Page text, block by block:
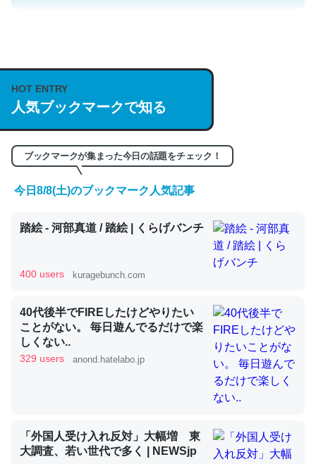
説してる記事が少ないので貴重な良記事。/続編来た
https://isobe324649.hatenablog.com/entry/2023/03/27
/064121
─GPTの仕組みと限界についての考察（１） - conceptualization
くらい。小説でいう「ずっと前の伏線」は回収されないけ
ど、短期記憶というには多い分量。進化すればするほど分
昆虫ってカルシウム少ないのか。知らんかった。調べたら
コオロギのカルシウム分はエビの600分の1程度。
HOT ENTRY
人気ブックマークで知る
ブックマークが集まった今日の話題をチェック！
今日8/8(土)のブックマーク人気記事
踏絵 - 河部真道 / 踏絵 | くらげバンチ
400 users kuragebunch.com
40代後半でFIREしたけどやりたい
ことがない。 毎日遊んでるだけで楽
しくない..
329 users anond.hatelabo.jp
「外国人受け入れ反対」大幅増 東
大調査、若い世代で多く | NEWSjp